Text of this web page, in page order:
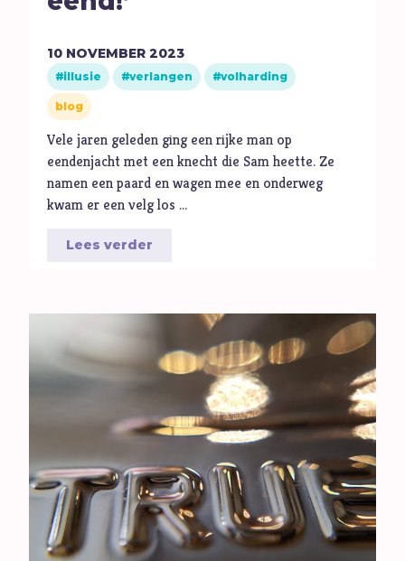
10 NOVEMBER 2023
illusie verlangen volharding
blog
Vele jaren geleden ging een rijke man op
eendenjacht met een knecht die Sam heette. Ze
namen een paard en wagen mee en onderweg
kwam er een velg los …
Lees verder